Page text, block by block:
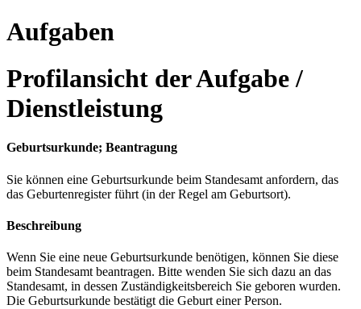
Aufgaben
Profilansicht der Aufgabe /
Dienstleistung
Geburtsurkunde; Beantragung
Sie können eine Geburtsurkunde beim Standesamt anfordern, das
das Geburtenregister führt (in der Regel am Geburtsort).
Beschreibung
Wenn Sie eine neue Geburtsurkunde benötigen, können Sie diese
beim Standesamt beantragen. Bitte wenden Sie sich dazu an das
Standesamt, in dessen Zuständigkeitsbereich Sie geboren wurden.
Die Geburtsurkunde bestätigt die Geburt einer Person.